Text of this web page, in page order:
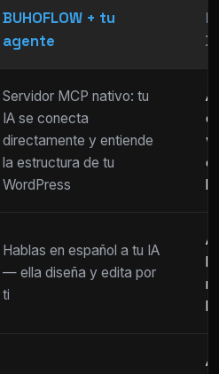
BUHOFLOW + tu
agente
Servidor MCP nativo: tu
IA se conecta
directamente y entiende
la estructura de tu
WordPress
Hablas en español a tu IA
— ella diseña y edita por
ti